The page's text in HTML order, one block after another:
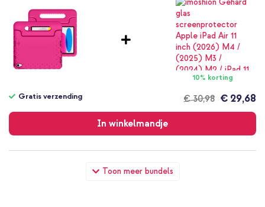
Toon meer bundels
10% korting
€ 30,98
Gratis verzending € 29,68
In winkelmandje
verzending
imoshion Kidsproof Backcover met handvat Apple iPad 11
(2025) 11 inch A16 / iPad 10 (2022) 10.9 inch - Roze + Draadloze